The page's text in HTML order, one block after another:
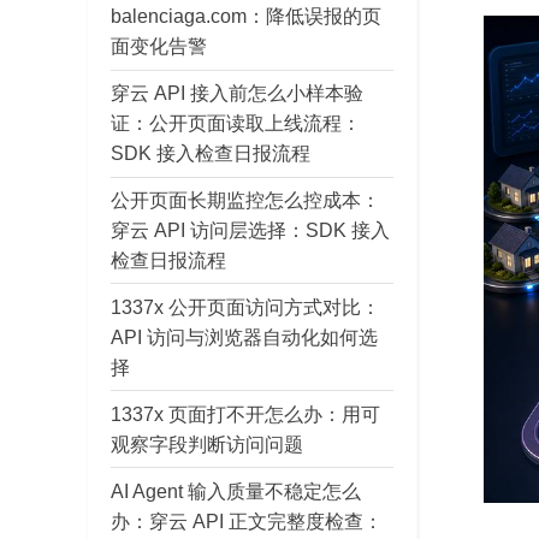
balenciaga.com：降低误报的页
面变化告警
穿云 API 接入前怎么小样本验
证：公开页面读取上线流程：
SDK 接入检查日报流程
公开页面长期监控怎么控成本：
穿云 API 访问层选择：SDK 接入
检查日报流程
1337x 公开页面访问方式对比：
API 访问与浏览器自动化如何选
择
1337x 页面打不开怎么办：用可
观察字段判断访问问题
AI Agent 输入质量不稳定怎么
办：穿云 API 正文完整度检查：